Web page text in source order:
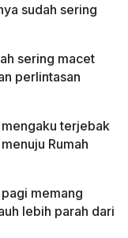
sudah sering
sering macet
perlintasan
terjebak
Rumah
memang
lebih parah dari